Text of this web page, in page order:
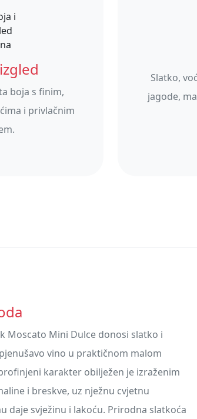
boja s finim,
i privlačnim
Slatko,
jagode,
Moscato Mini Dulce donosi slatko i
vino u praktičnom malom
karakter obilježen je izraženim
i breskve, uz nježnu cvjetnu
daje svježinu i lakoću. Prirodna slatkoća